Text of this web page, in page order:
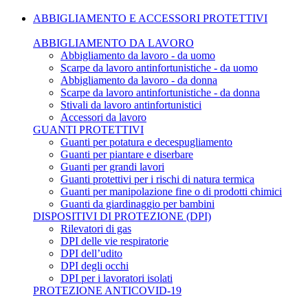
ABBIGLIAMENTO E ACCESSORI PROTETTIVI
ABBIGLIAMENTO DA LAVORO
Abbigliamento da lavoro - da uomo
Scarpe da lavoro antinfortunistiche - da uomo
Abbigliamento da lavoro - da donna
Scarpe da lavoro antinfortunistiche - da donna
Stivali da lavoro antinfortunistici
Accessori da lavoro
GUANTI PROTETTIVI
Guanti per potatura e decespugliamento
Guanti per piantare e diserbare
Guanti per grandi lavori
Guanti protettivi per i rischi di natura termica
Guanti per manipolazione fine o di prodotti chimici
Guanti da giardinaggio per bambini
DISPOSITIVI DI PROTEZIONE (DPI)
Rilevatori di gas
DPI delle vie respiratorie
DPI dell’udito
DPI degli occhi
DPI per i lavoratori isolati
PROTEZIONE ANTICOVID-19